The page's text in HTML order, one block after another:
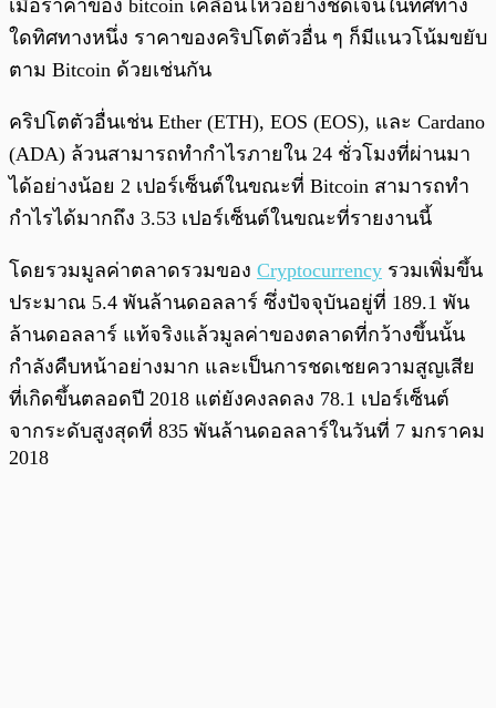
เมื่อราคาของ bitcoin เคลื่อนไหวอย่างชัดเจนในทิศทาง
ใดทิศทางหนึ่ง ราคาของคริปโตตัวอื่น ๆ ก็มีแนวโน้มขยับ
ตาม Bitcoin ด้วยเช่นกัน
คริปโตตัวอื่นเช่น Ether (ETH), EOS (EOS), และ Cardano
(ADA) ล้วนสามารถทำกำไรภายใน 24 ชั่วโมงที่ผ่านมา
ได้อย่างน้อย 2 เปอร์เซ็นต์ในขณะที่ Bitcoin สามารถทำ
กำไรได้มากถึง 3.53 เปอร์เซ็นต์ในขณะที่รายงานนี้
โดยรวมมูลค่าตลาดรวมของ Cryptocurrency รวมเพิ่มขึ้น
ประมาณ 5.4 พันล้านดอลลาร์ ซึ่งปัจจุบันอยู่ที่ 189.1 พัน
ล้านดอลลาร์ แท้จริงแล้วมูลค่าของตลาดที่กว้างขึ้นนั้น
กำลังคืบหน้าอย่างมาก และเป็นการชดเชยความสูญเสีย
ที่เกิดขึ้นตลอดปี 2018 แต่ยังคงลดลง 78.1 เปอร์เซ็นต์
จากระดับสูงสุดที่ 835 พันล้านดอลลาร์ในวันที่ 7 มกราคม
2018